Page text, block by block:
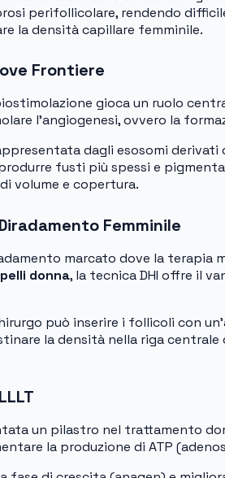
perifollicolare, rendendo
la densità capillare femminile.
Frontiere
gioca un ruolo
l’angiogenesi, ovvero la
dagli esosomi
fusti più spessi e
volume e copertura.
Femminile
marcato dove la terapia
donna, la tecnica DHI offre il
può inserire i follicoli con
la densità nella riga
un pilastro nel trattamento
la produzione di ATP